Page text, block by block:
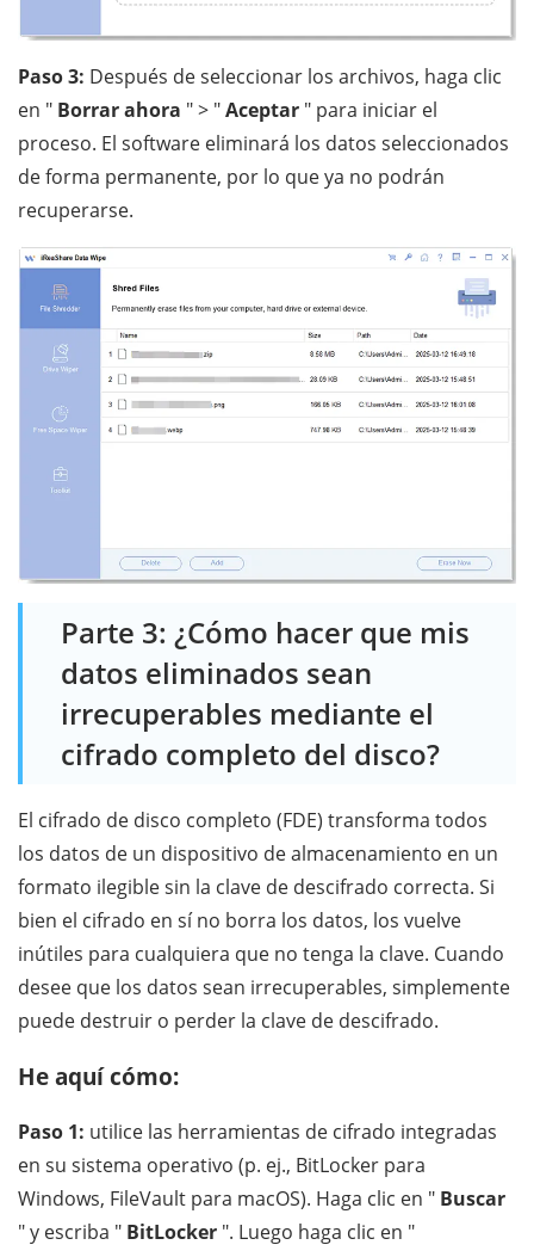
Paso 3: Después de seleccionar los archivos, haga clic
en " Borrar ahora " > "Aceptar " para iniciar el
proceso. El software eliminará los datos seleccionados
de forma permanente, por lo que ya no podrán
recuperarse.
Parte 3: ¿Cómo hacer que mis
datos eliminados sean
irrecuperables mediante el
cifrado completo del disco?
El cifrado de disco completo (FDE) transforma todos
los datos de un dispositivo de almacenamiento en un
formato ilegible sin la clave de descifrado correcta. Si
bien el cifrado en sí no borra los datos, los vuelve
inútiles para cualquiera que no tenga la clave. Cuando
desee que los datos sean irrecuperables, simplemente
puede destruir o perder la clave de descifrado.
He aquí cómo:
Paso 1: utilice las herramientas de cifrado integradas
en su sistema operativo (p. ej., BitLocker para
Windows, FileVault para macOS). Haga clic en " Buscar
" y escriba " BitLocker ". Luego haga clic en "